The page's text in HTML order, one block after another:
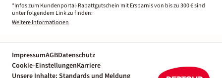
*Infos zum Kundenportal-Rabattgutschein mit Ersparnis von bis zu 300 € sind
unter folgendem Link zu finden:
Weitere Informationen
ImpressumAGBDatenschutz
Cookie-EinstellungenKarriere
Unsere Inhalte: Standards und Meldung